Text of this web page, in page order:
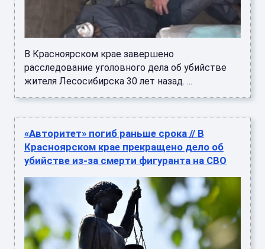
В Красноярском крае завершено
расследование уголовного дела об убийстве
жителя Лесосибирска 30 лет назад. ...
«Авторитет» погиб раньше срока // В
Красноярском крае прекращено дело об
убийстве из-за смерти фигуранта на СВО